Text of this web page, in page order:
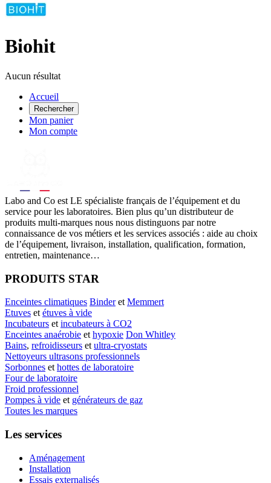
Biohit
Aucun résultat
Accueil
Rechercher
Mon panier
Mon compte
Labo and Co est LE spécialiste français de l’équipement et du
service pour les laboratoires. Bien plus qu’un distributeur de
produits multi-marques nous nous distinguons par notre
connaissance de vos métiers et les services associés : aide au choix
de l’équipement, livraison, installation, qualification, formation,
entretien, maintenance…
PRODUITS STAR
Enceintes climatiques Binderet Memmert
Etuves et étuves à vide
Incubateurs et incubateurs à CO2
Enceintes anaérobie et hypoxie Don Whitley
Bains, refroidisseurs et ultra-cryostats
Nettoyeurs ultrasons professionnels
Sorbonnes et hottes de laboratoire
Four de laboratoire
Froid professionnel
Pompes à vide et générateurs de gaz
Toutes les marques
Les services
Aménagement
Installation
Essais externalisés